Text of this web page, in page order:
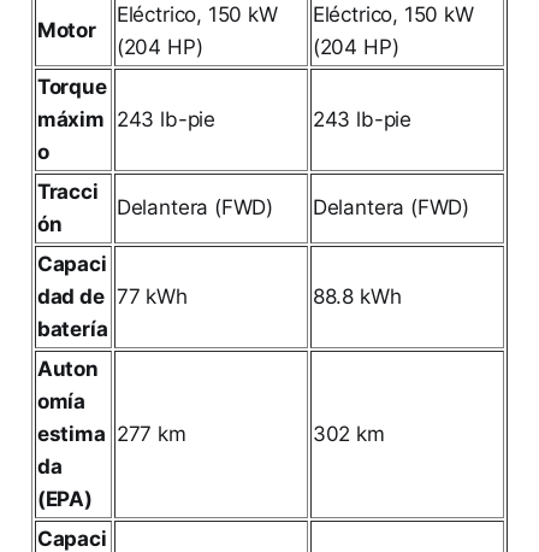
Motor
Eléctrico, 150 kW
(204 HP)
Eléctrico, 150 kW
(204 HP)
Torque
máxim
o
243 lb-pie 243 lb-pie
Tracci
ón
Delantera (FWD) Delantera (FWD)
Capaci
dad de
batería
77 kWh 88.8 kWh
Auton
omía
estima
da
(EPA)
277 km 302 km
Capaci